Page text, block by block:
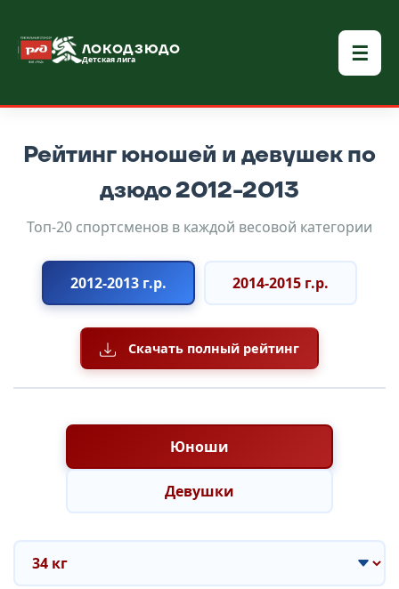
ЛОКОДЗЮДО
Детская лига ☰
Рейтинг юношей и девушек по
дзюдо 2012-2013
Топ-20 спортсменов в каждой весовой категории
2012-2013 г.р. 2014-2015 г.р.
Скачать полный рейтинг
Юноши
Девушки